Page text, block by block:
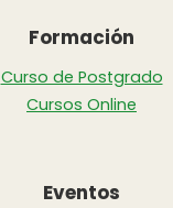
Formación
Curso de Postgrado
Cursos Online
Eventos